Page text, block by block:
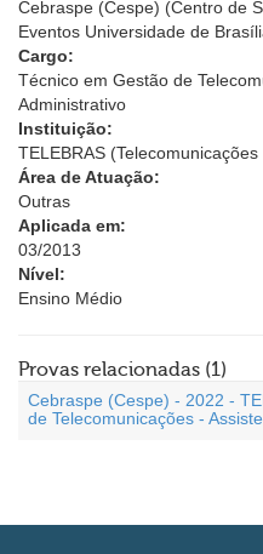
Cebraspe (Cespe) (Centro de
Eventos Universidade de
Cargo:
Técnico em Gestão de
Administrativo
Instituição:
TELEBRAS
Área de Atuação:
Outras
Aplicada em:
03/2013
Nível:
Ensino Médio
Provas relacionadas (1)
Cebraspe (Cespe) - 2022 -
de Telecomunicações -